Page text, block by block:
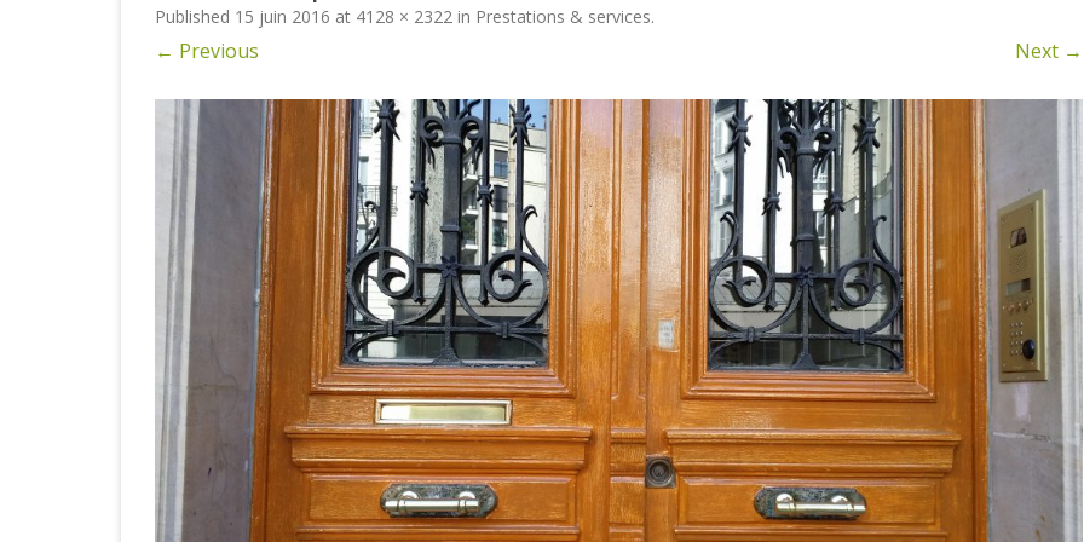
Published 15 juin 2016 at 4128 × 2322 in Prestations & services.
← Previous Next →